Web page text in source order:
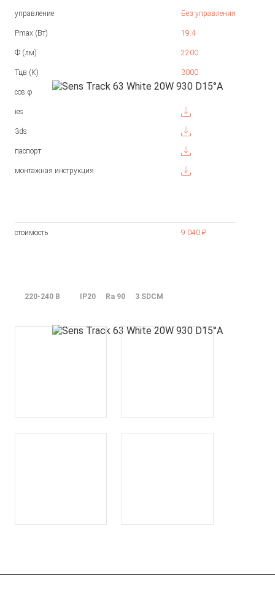
управление Без управления
Pmax (Вт) 19.4
Ф (лм) 2200
Тцв (К) 3000
cos φ
ies
3ds
паспорт
монтажная инструкция
стоимость 9 040 ₽
220-240 В IP20 Ra 90 3 SDCM